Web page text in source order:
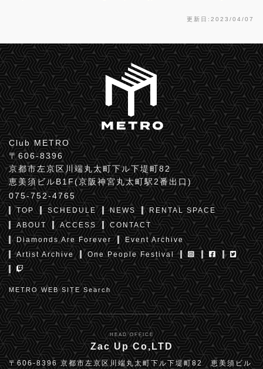
更新日:2023/04/07
Club METRO
〒606-8396
京都市左京区川端丸太町下ル下堤町82
恵美須ビルB1F(京阪神宮丸太町駅2番出口)
075-752-4765
TOP SCHEDULE NEWS
RENTAL SPACE
ABOUT
ACCESS
CONTACT
Diamonds Are Forever
Event Archive
Artist Archive
One People Festival
METRO WEB SITE Search
HEAD OFFICE
Zac Up Co,LTD
〒606-8396 京都市左京区川端丸太町下ル下堤町82 恵美須ビル